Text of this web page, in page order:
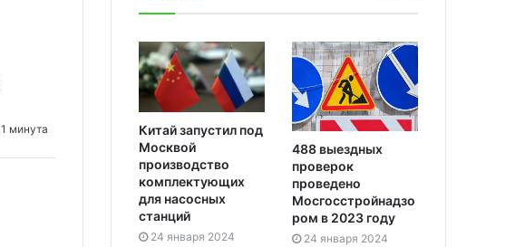
1 минута
Китай запустил под
Москвой
производство
комплектующих
для насосных
станций
24 января 2024
488 выездных
проверок
проведено
Мосгосстройнадзо
ром в 2023 году
24 января 2024